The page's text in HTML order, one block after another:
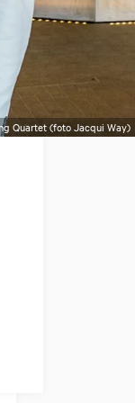
Quartet (foto Jacqui Way)